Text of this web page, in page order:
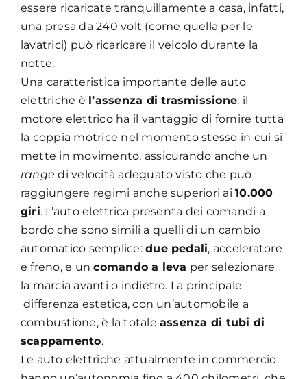
essere ricaricate tranquillamente a casa, infatti,
una presa da 240 volt (come quella per le
lavatrici) può ricaricare il veicolo durante la
notte.
Una caratteristica importante delle auto
elettriche è l’assenza di trasmissione: il
motore elettrico ha il vantaggio di fornire tutta
la coppia motrice nel momento stesso in cui si
mette in movimento, assicurando anche un
range di velocità adeguato visto che può
raggiungere regimi anche superiori ai10.000
giri. L’auto elettrica presenta dei comandi a
bordo che sono simili a quelli di un cambio
automatico semplice:due pedali, acceleratore
e freno, e uncomando a leva per selezionare
la marcia avanti o indietro. La principale
differenza estetica, con un’automobile a
combustione, è la totale assenza di tubi di
scappamento.
Le auto elettriche attualmente in commercio